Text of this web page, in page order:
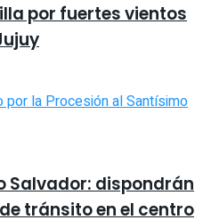
por fuertes vientos
Salvador: dispondrán
tránsito en el centro